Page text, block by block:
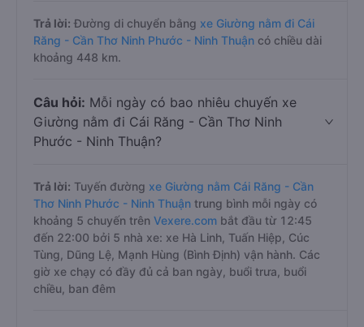
Trả lời: Đường di chuyển bằng xe Giường nằm đi Cái
Răng - Cần Thơ Ninh Phước - Ninh Thuận có chiều dài
khoảng 448 km.
Câu hỏi: Mỗi ngày có bao nhiêu chuyến xe
Giường nằm đi Cái Răng - Cần Thơ Ninh
Phước - Ninh Thuận?
Trả lời: Tuyến đường xe Giường nằm Cái Răng - Cần
Thơ Ninh Phước - Ninh Thuận trung bình mỗi ngày có
khoảng 5 chuyến trên Vexere.com bắt đầu từ 12:45
đến 22:00 bởi 5 nhà xe: xe Hà Linh, Tuấn Hiệp, Cúc
Tùng, Dũng Lệ, Mạnh Hùng (Bình Định) vận hành. Các
giờ xe chạy có đầy đủ cả ban ngày, buổi trưa, buổi
chiều, ban đêm